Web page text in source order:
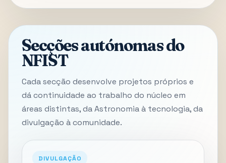
Secções autónomas do
NFIST
Cada secção desenvolve projetos próprios e
dá continuidade ao trabalho do núcleo em
áreas distintas, da Astronomia à tecnologia, da
divulgação à comunidade.
DIVULGAÇÃO